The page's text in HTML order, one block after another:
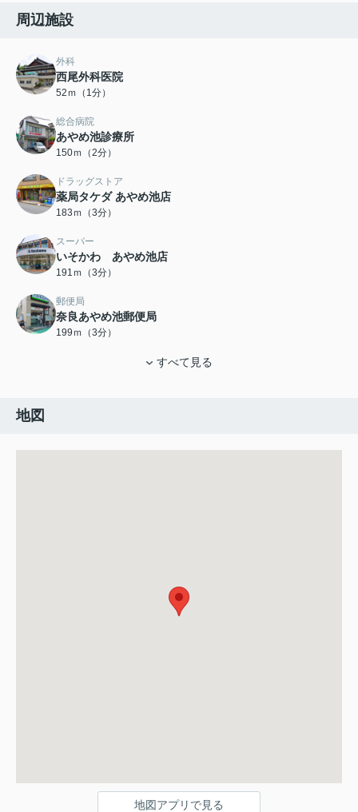
周辺施設
外科
西尾外科医院
52ｍ（1分）
総合病院
あやめ池診療所
150ｍ（2分）
ドラッグストア
薬局タケダ あやめ池店
183ｍ（3分）
スーパー
いそかわ あやめ池店
191ｍ（3分）
郵便局
奈良あやめ池郵便局
199ｍ（3分）
すべて見る
地図
地図アプリで見る